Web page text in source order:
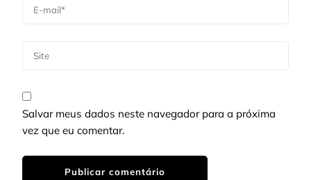
Salvar meus dados neste navegador para a próxima
vez que eu comentar.